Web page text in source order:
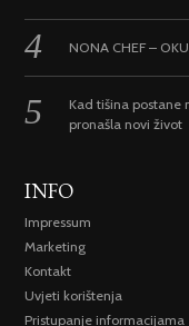
NONA CHEF –
Kad tišina postane
pronašla novi život
INFO
Impressum
Marketing
Kontakt
Uvjeti korištenja
Pristupanje informacijama